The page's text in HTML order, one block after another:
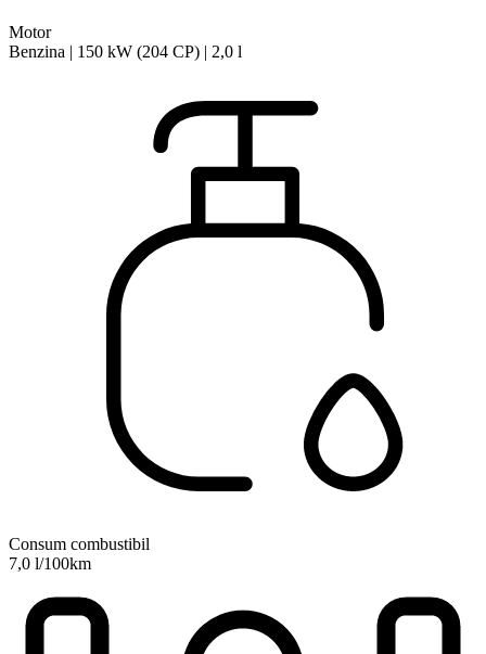
Motor
Benzina | 150 kW (204 CP) | 2,0 l
Consum combustibil
7,0 l/100km